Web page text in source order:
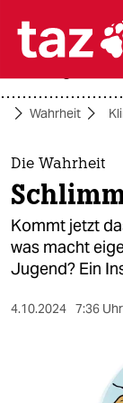
themen
politik
öko
gesellschaft
Wahrheit
Die Wahrheit
Kommt jetzt
was macht
Jugend? Ein
4.10.2024 7:36 Uhr